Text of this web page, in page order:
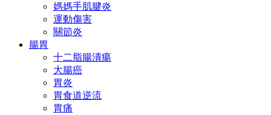
媽媽手肌腱炎
運動傷害
關節炎
腸胃
十二脂腸潰瘍
大腸癌
胃炎
胃食道逆流
胃痛